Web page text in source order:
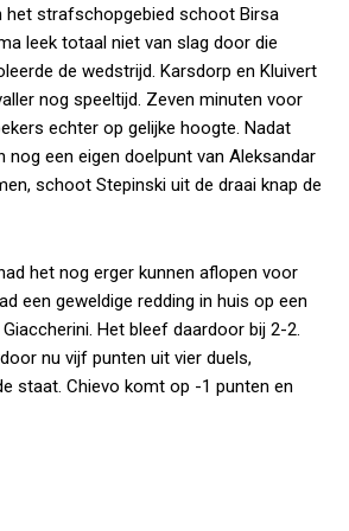
het strafschopgebied schoot Birsa
leek totaal niet van slag door die
de wedstrijd. Karsdorp en Kluivert
nog speeltijd. Zeven minuten voor
echter op gelijke hoogte. Nadat
nog een eigen doelpunt van Aleksandar
schoot Stepinski uit de draai knap de
het nog erger kunnen aflopen voor
een geweldige redding in huis op een
Het bleef daardoor bij 2-2.
nu vijf punten uit vier duels,
staat. Chievo komt op -1 punten en